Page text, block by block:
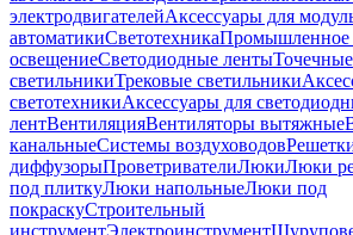
электродвигателейАксессуары для
автоматикиСветотехникаПромышленное
освещениеСветодиодные лентыТочечные
светильникиТрековые светильники
светотехникиАксессуары для
лентВентиляцияВентиляторы вытяжные
канальныеСистемы воздуховодов
диффузорыПроветривателиЛюкиЛюки
под плиткуЛюки напольныеЛюки под
покраскуСтроительный
инструментЭлектроинструмент